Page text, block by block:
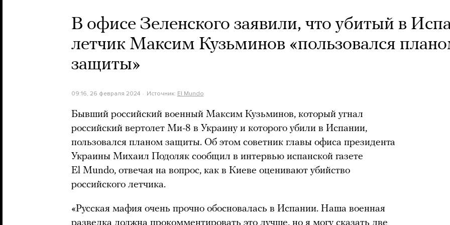
В офисе Зеленского заявили, что убитый в
летчик Максим Кузьминов «пользовался
защиты»
09:16, 26 февраля 2024 Источник: El Mundo
Бывший российский военный Максим Кузьминов, который угнал
российский вертолет Ми-8 в Украину и которого убили в Испании,
пользовался планом защиты. Об этом советник главы офиса президента
Украины Михаил Подоляк сообщил в интервью испанской газете
El Mundo, отвечая на вопрос, как в Киеве оценивают убийство
российского летчика.
«Русская мафия очень прочно обосновалась в Испании. Наша военная
разведка должна прокомментировать это лучше, но я могу сказать две